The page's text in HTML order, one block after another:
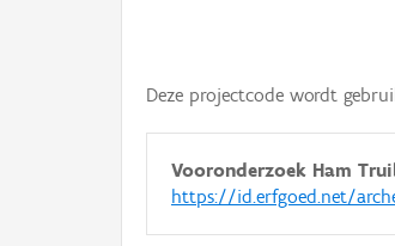
Deze projectcode wordt
Vooronderzoek Ham
https://id.erfgoed.net/